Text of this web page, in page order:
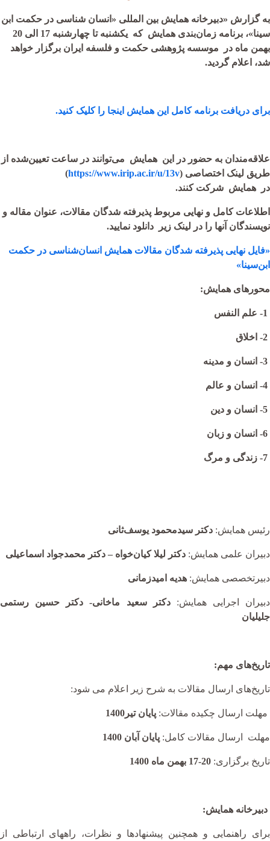
به گزارش «دبیرخانه همایش بین المللی «انسان شناسی در حکمت ابن
سینا»، برنامه زمان‌بندی همایش که یکشنبه تا چهارشنبه 17 الی 20
بهمن ماه در موسسه پژوهشی حکمت و فلسفه ایران برگزار خواهد
شد، اعلام گردید.
برای دریافت برنامه کامل این همایش اینجا را کلیک کنید.
علاقه‌مندان به حضور در این همایش می‌توانند در ساعت تعیین‌شده از
طریق لینک اختصاصی (https://www.irip.ac.ir/u/13v
)
در
همایش شرکت کنند.
اطلاعات کامل و نهایی مربوط پذیرفته شدگان مقالات، عنوان مقاله و
نویسندگان آنها را در لینک زیر دانلود نمایید.
«فایل نهایی پذیرفته شدگان مقالات همایش انسان‌شناسی در حکمت
ابن‌سینا»
محورهای همایش:
1- علم النفس
2- اخلاق
3- انسان و مدینه
4- انسان و عالم
5- انسان و دین
6- انسان و زبان
7- زندگی و مرگ
رئیس همایش: دکتر سیدمحمود یوسف‌ثانی
دبیران علمی همایش: دکتر لیلا کیان‌خواه – دکتر محمدجواد اسماعیلی
دبیرتخصصی همایش: هدیه امیدزمانی
دبیران اجرایی همایش:دکتر سعید ماخانی- دکتر حسین رستمی
جلیلیان
تاریخ‌های مهم:
تاریخ‌های ارسال مقالات به شرح زیر اعلام می شود:
مهلت ارسال چکیده مقالات: پایان تیر1400
مهلت ارسال مقالات کامل: پایان آبان 1400
تاریخ برگزاری: 20-17 بهمن ماه 1400
دبیرخانه همایش:
برای راهنمایی و همچنین پیشنهادها و نظرات، راههای ارتباطی از